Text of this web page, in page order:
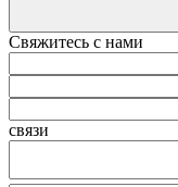
Свяжитесь с нами
связи